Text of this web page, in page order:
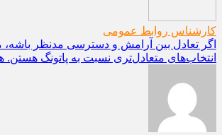
کارشناس روابط عمومی
اگر تعادل بین آرامش و دسترسی مدنظر باشه،
انتخاب‌های متعادل‌تری نسبت به پاتونگ